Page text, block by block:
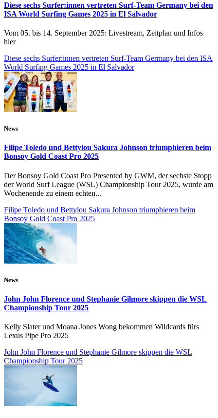
Diese sechs Surfer:innen vertreten Surf-Team Germany bei den
ISA World Surfing Games 2025 in El Salvador
Vom 05. bis 14. September 2025: Livestream, Zeitplan und Infos
hier
Diese sechs Surfer:innen vertreten Surf-Team Germany bei den ISA
World Surfing Games 2025 in El Salvador
News
Filipe Toledo und Bettylou Sakura Johnson triumphieren beim
Bonsoy Gold Coast Pro 2025
Der Bonsoy Gold Coast Pro Presented by GWM, der sechste Stopp
der World Surf League (WSL) Championship Tour 2025, wurde am
Wochenende zu einem echten...
Filipe Toledo und Bettylou Sakura Johnson triumphieren beim
Bonsoy Gold Coast Pro 2025
News
John John Florence und Stephanie Gilmore skippen die WSL
Championship Tour 2025
Kelly Slater und Moana Jones Wong bekommen Wildcards fürs
Lexus Pipe Pro 2025
John John Florence und Stephanie Gilmore skippen die WSL
Championship Tour 2025